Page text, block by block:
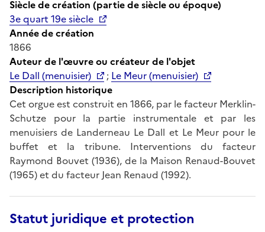
Siècle de création (partie de siècle ou époque)
3e quart 19e siècle
Année de création
1866
Auteur de l'œuvre ou créateur de l'objet
Le Dall (menuisier)
; Le Meur (menuisier)
Description historique
Cet orgue est construit en 1866, par le facteur Merklin-
Schutze pour la partie instrumentale et par les
menuisiers de Landerneau Le Dall et Le Meur pour le
buffet et la tribune. Interventions du facteur
Raymond Bouvet (1936), de la Maison Renaud-Bouvet
(1965) et du facteur Jean Renaud (1992).
Statut juridique et protection